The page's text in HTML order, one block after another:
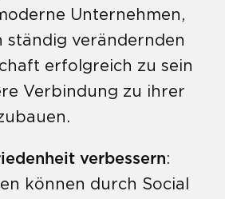
Unternehmen,
ständig verändernden
erfolgreich zu sein
Verbindung zu ihrer
verbessern:
können durch Social